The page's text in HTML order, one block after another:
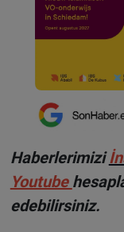
Haberlerimizi
Youtube
edebilirsiniz.